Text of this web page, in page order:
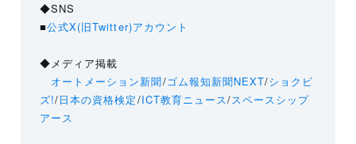
◆SNS
■公式X(旧Twitter)アカウント
◆メディア掲載
オートメーション新聞/ゴム報知新聞NEXT/ショクビ
ズ!/日本の資格検定/ICT教育ニュース/スペースシップ
アース